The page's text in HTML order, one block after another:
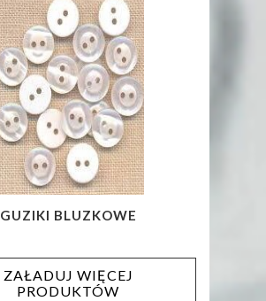
GUZIKI BLUZKOWE
ZAŁADUJ WIĘCEJ
PRODUKTÓW